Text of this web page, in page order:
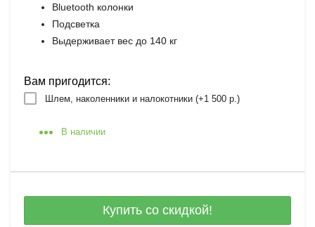
Bluetooth колонки
Подсветка
Выдерживает вес до 140 кг
Вам пригодится:
Шлем, наколенники и налокотники (+1 500 р.)
В наличии
Купить со скидкой!